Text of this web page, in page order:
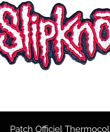
Quick View
Patch Officiel